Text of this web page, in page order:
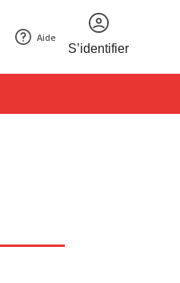
Aide
S’identifier